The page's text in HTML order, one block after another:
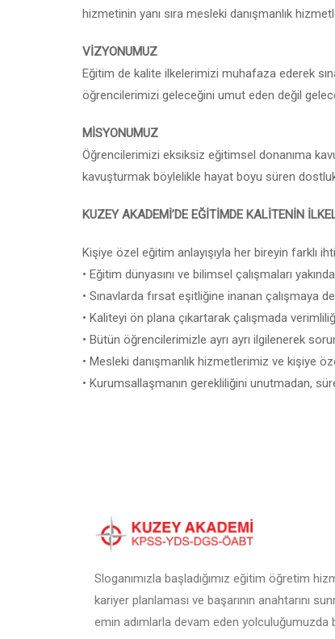
hizmetinin yanı sıra mesleki danışmanlık
VİZYONUMUZ
Eğitim de kalite ilkelerimizi muhafaza ederek
öğrencilerimizi geleceğini umut eden değil
MİSYONUMUZ
Öğrencilerimizi eksiksiz eğitimsel donanıma
kavuşturmak böylelikle hayat boyu süren
KUZEY AKADEMİ’DE EĞİTİMDE KALİTENİN
Kişiye özel eğitim anlayışıyla her bireyin farklı
• Eğitim dünyasını ve bilimsel çalışmaları
• Sınavlarda fırsat eşitliğine inanan çalışmaya
• Kaliteyi ön plana çıkartarak çalışmada
• Bütün öğrencilerimizle ayrı ayrı ilgilenerek
• Mesleki danışmanlık hizmetlerimiz ve kişiye
• Kurumsallaşmanın gerekliliğini unutmadan,
Sloganımızla başladığımız eğitim öğretim
kariyer planlaması ve başarının anahtarını
emin adımlarla devam eden yolculuğumuzda